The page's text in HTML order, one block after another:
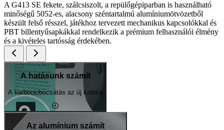
A G413 SE fekete, szálcsiszolt, a repülőgépiparban is használható
minőségű 5052-es, alacsony széntartalmú alumíniumötvözetből
készült felső résszel, játékhoz tervezett mechanikus kapcsolókkal és
PBT billentyűsapkákkal rendelkezik a prémium felhasználói élmény
és a kivételes tartósság érdekében.
A hatásunk számít
A karbonkibocsátás az új kalória
Az alumínium számít